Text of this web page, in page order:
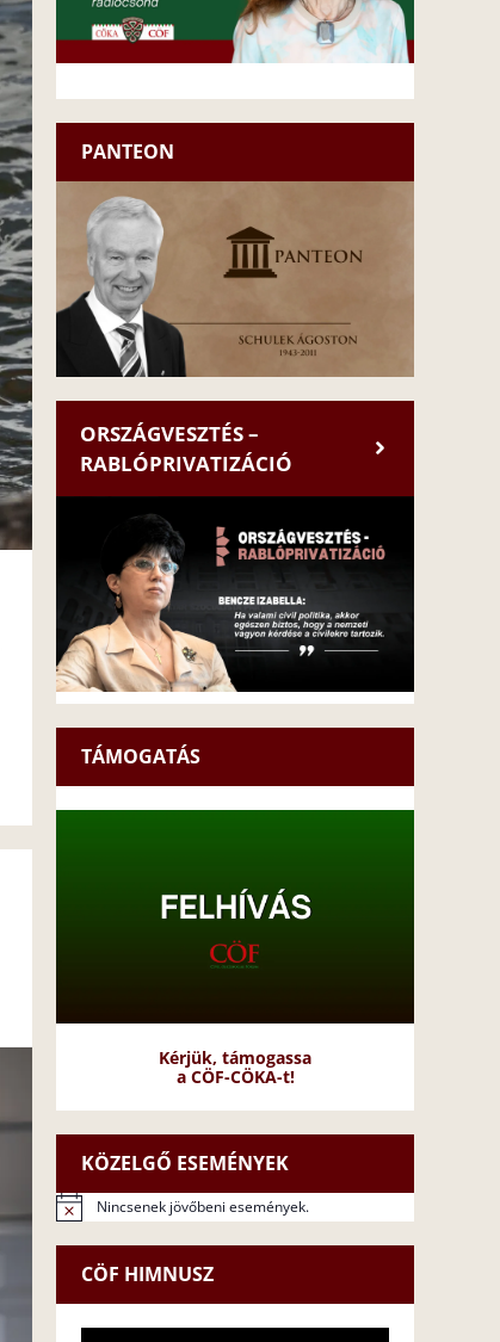
PANTEON
ORSZÁGVESZTÉS –
RABLÓPRIVATIZÁCIÓ
TÁMOGATÁS
Kérjük, támogassa
a CÖF-CÖKA-t!
KÖZELGŐ ESEMÉNYEK
N
t
e
Nincsenek jövőbeni események.
CÖF HIMNUSZ